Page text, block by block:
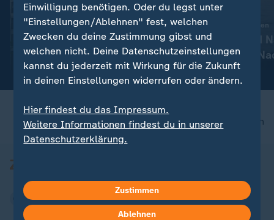
Wahlkampf:
Berlin streitet über
Enteignungen - wie
realistisch ist das?
mit Video 2:32
Liveblog
Aktuelle Entwicklungen
Iran-Krieg und
Konflikt: Alle
Liveblog
nach oben
Einwilligung benötigen. Oder du legst unter
"Einstellungen/Ablehnen" fest, welchen
Zwecken du deine Zustimmung gibst und
welchen nicht. Deine Datenschutzeinstellungen
kannst du jederzeit mit Wirkung für die Zukunft
in deinen Einstellungen widerrufen oder ändern.
Hier findest du das Impressum.
Weitere Informationen findest du in unserer
Datenschutzerklärung.
Zustimmen
Ablehnen